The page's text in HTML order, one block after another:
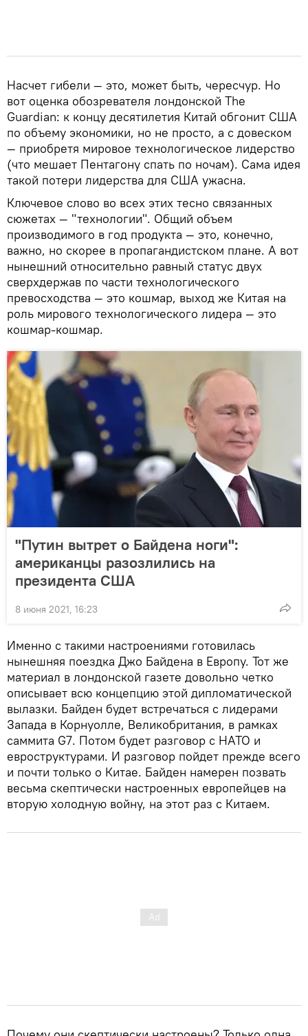
Насчет гибели — это, может быть, чересчур. Но
вот оценка обозревателя лондонской The
Guardian: к концу десятилетия Китай обгонит США
по объему экономики, но не просто, а с довеском
— приобретя мировое технологическое лидерство
(что мешает Пентагону спать по ночам). Сама идея
такой потери лидерства для США ужасна.
Ключевое слово во всех этих тесно связанных
сюжетах — "технологии". Общий объем
производимого в год продукта — это, конечно,
важно, но скорее в пропагандистском плане. А вот
нынешний относительно равный статус двух
сверхдержав по части технологического
превосходства — это кошмар, выход же Китая на
роль мирового технологического лидера — это
кошмар-кошмар.
"Путин вытрет о Байдена ноги":
американцы разозлились на
президента США
8 июня 2021, 16:23
Именно с такими настроениями готовилась
нынешняя поездка Джо Байдена в Европу. Тот же
материал в лондонской газете довольно четко
описывает всю концепцию этой дипломатической
вылазки. Байден будет встречаться с лидерами
Запада в Корнуолле, Великобритания, в рамках
саммита G7. Потом будет разговор с НАТО и
евроструктурами. И разговор пойдет прежде всего
и почти только о Китае. Байден намерен позвать
весьма скептически настроенных европейцев на
вторую холодную войну, на этот раз с Китаем.